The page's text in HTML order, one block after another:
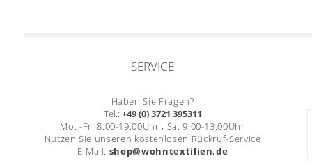
SERVICE
Haben Sie Fragen?
Tel.: +49 (0) 3721 395311
Mo. -Fr. 8.00-19.00Uhr , Sa. 9.00-13.00Uhr
Nutzen Sie unseren kostenlosen Rückruf-Service
E-Mail: shop@wohntextilien.de